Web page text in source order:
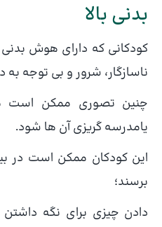
بدنی بالا
کودکانی که دارای هوش
ناسازگار، شرور و بی توجه
چنین تصوری ممکن است
یامدرسه گریزی آن ها شود.
این کودکان ممکن است در
برسند؛
دادن چیزی برای نگه